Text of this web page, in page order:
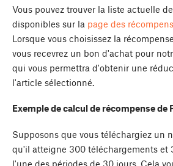
Vous pouvez trouver la liste actuelle
disponibles sur la page des
Lorsque vous choisissez la
vous recevrez un bon d'achat pour
qui vous permettra d'obtenir une
l'article sélectionné.
Exemple de calcul de récompense de
Supposons que vous téléchargiez un
qu'il atteigne 300 téléchargements et
l'une des périodes de 30 jours. Cela